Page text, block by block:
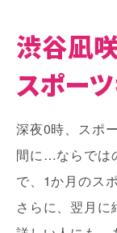
渋谷凪
スポー
深夜0時、スポ
間に…ならでは
で、1か月のス
さらに、翌月に